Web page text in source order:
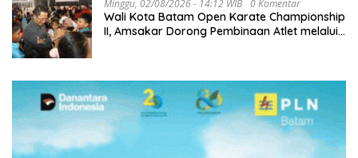
Minggu, 02/08/2026 - 14:12 WIB 0 Komentar
Wali Kota Batam Open Karate Championship
II, Amsakar Dorong Pembinaan Atlet melalui